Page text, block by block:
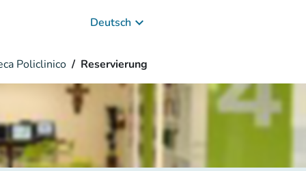
Deutsch keyboard_arrow_down
Policlinico Reservierung